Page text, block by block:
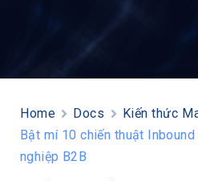
Home Docs Kiến thức
Bật mí 10 chiến thuật
nghiệp B2B